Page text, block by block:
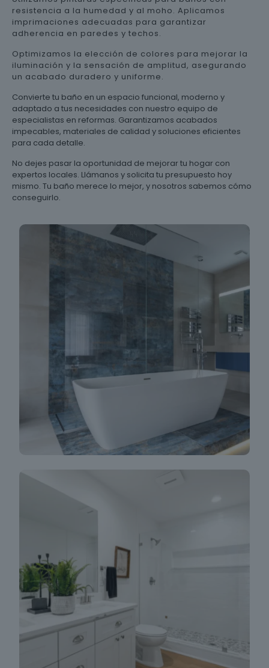
resistencia a la humedad y al moho. Aplicamos
imprimaciones adecuadas para garantizar
adherencia en paredes y techos.
Optimizamos la elección de colores para mejorar la
iluminación y la sensación de amplitud, asegurando
un acabado duradero y uniforme.
Convierte tu baño en un espacio funcional, moderno y
adaptado a tus necesidades con nuestro equipo de
especialistas en reformas. Garantizamos acabados
impecables, materiales de calidad y soluciones eficientes
para cada detalle.
No dejes pasar la oportunidad de mejorar tu hogar con
expertos locales. Llámanos y solicita tu presupuesto hoy
mismo. Tu baño merece lo mejor, y nosotros sabemos cómo
conseguirlo.